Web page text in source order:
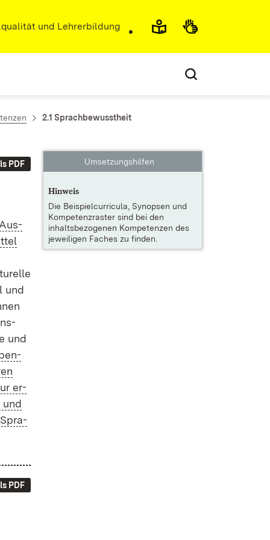
und Lehrerbildung
2.1 Sprachbewusstheit
PDF
und
und
er­
und
Spra­
PDF
Umsetzungshilfen
Hinweis
Die Beispielcurricula, Synopsen und
Kompetenzraster sind bei den
inhaltsbezogenen Kompetenzen des
jeweiligen Faches zu finden.